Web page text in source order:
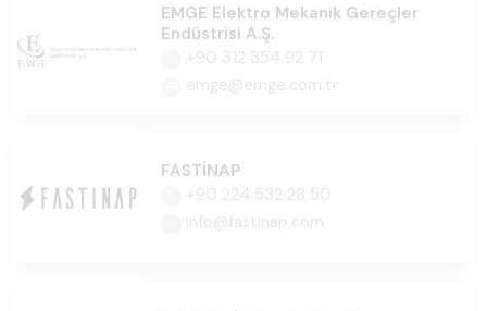
EMGE Elektro Mekanik Gereçler
Endüstrisi A.Ş.
+90 312 354 92 71
emge@emge.com.tr
FASTİNAP
+90 224 532 28 50
info@fastinap.com